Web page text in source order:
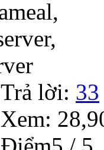
Trả lời: 33
Xem: